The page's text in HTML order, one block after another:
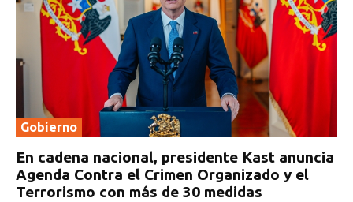
Gobierno
En cadena nacional, presidente Kast anuncia
Agenda Contra el Crimen Organizado y el
Terrorismo con más de 30 medidas